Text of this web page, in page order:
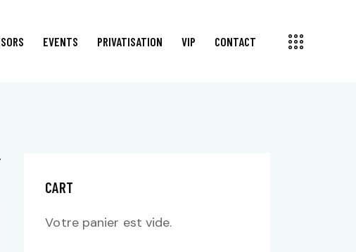
EVENTS PRIVATISATION VIP CONTACT
CART
Votre panier est vide.